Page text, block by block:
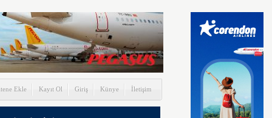
Ekle Kayıt Ol Giriş Künye İletişim